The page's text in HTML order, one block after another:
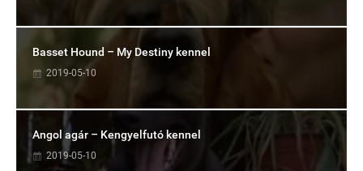
Basset Hound – My Destiny kennel
2019-05-10
Angol agár – Kengyelfutó kennel
2019-05-10